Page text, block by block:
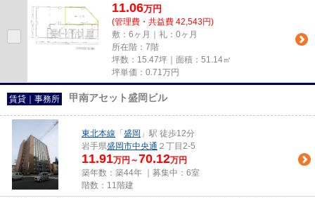
11.06万円
(管理費・共益費 42,543円)
敷：6ヶ月｜礼：0ヶ月
所在階：7階
坪数：15.47坪｜面積：51.14㎡
坪単価： 0.71万円
賃貸｜事務所 甲南アセット盛岡ビル
東北本線 「 盛岡 」駅 徒歩12分
岩手県盛岡市中央通 ２丁目2-5
11.91万円～70.12万円
築年数：築44年 ｜募集中： 6室
階数：11階建